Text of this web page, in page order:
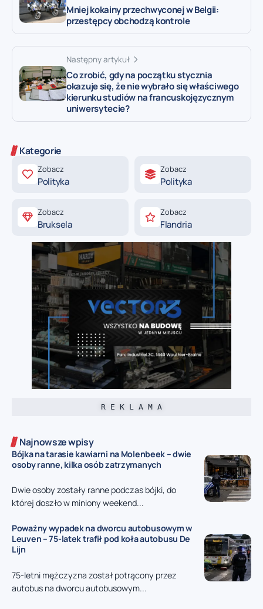
Mniej kokainy przechwyconej w Belgii:
przestępcy obchodzą kontrole
Następny artykuł
Co zrobić, gdy na początku stycznia
okazuje się, że nie wybrało się właściwego
kierunku studiów na francuskojęzycznym
uniwersytecie?
Kategorie
Zobacz
Polityka
Zobacz
Polityka
Zobacz
Bruksela
Zobacz
Flandria
R E K L A M A
Najnowsze wpisy
Bójka na tarasie kawiarni na Molenbeek – dwie
osoby ranne, kilka osób zatrzymanych
Dwie osoby zostały ranne podczas bójki, do
której doszło w miniony weekend...
Poważny wypadek na dworcu autobusowym w
Leuven – 75-latek trafił pod koła autobusu De
Lijn
75-letni mężczyzna został potrącony przez
autobus na dworcu autobusowym...